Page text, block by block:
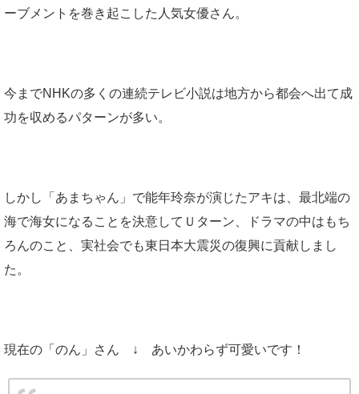
ーブメントを巻き起こした人気女優さん。
今までNHKの多くの連続テレビ小説は地方から都会へ出て成
功を収めるパターンが多い。
しかし「あまちゃん」で能年玲奈が演じたアキは、最北端の
海で海女になることを決意してＵターン、ドラマの中はもち
ろんのこと、実社会でも東日本大震災の復興に貢献しまし
た。
現在の「のん」さん ↓ あいかわらず可愛いです！